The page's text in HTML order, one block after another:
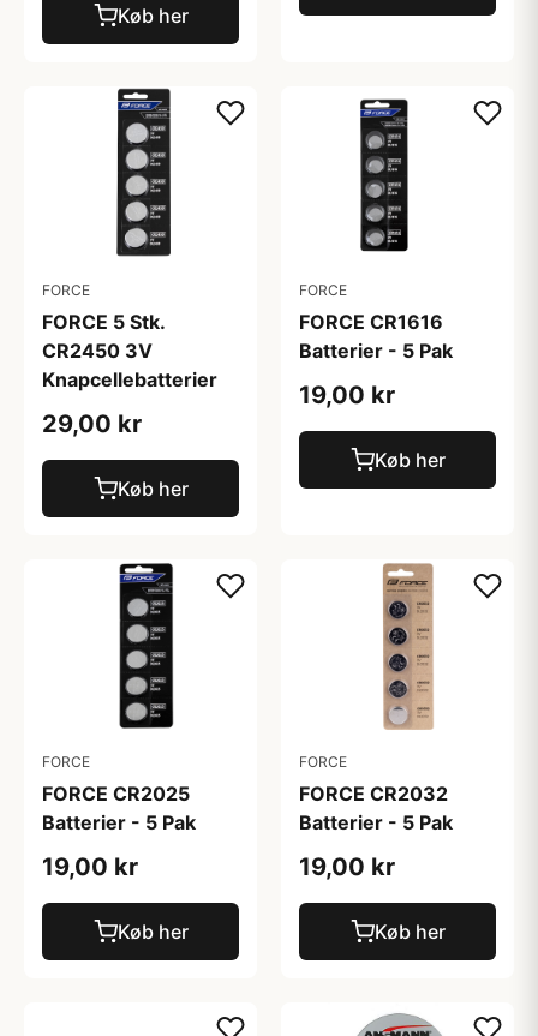
Køb her
FORCE
FORCE 5 Stk.
CR2450 3V
Knapcellebatterier
29,00 kr
Køb her
FORCE
FORCE CR1616
Batterier - 5 Pak
19,00 kr
Køb her
FORCE
FORCE CR2025
Batterier - 5 Pak
19,00 kr
Køb her
FORCE
FORCE CR2032
Batterier - 5 Pak
19,00 kr
Køb her